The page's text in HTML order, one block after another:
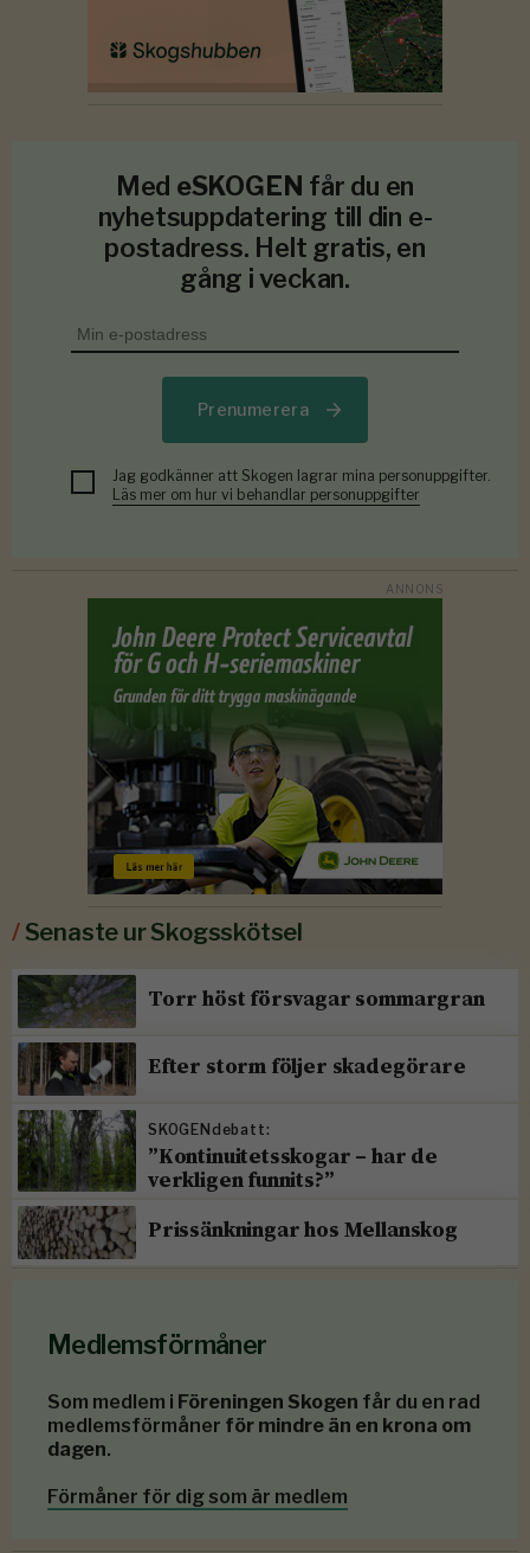
Med eSKOGEN får du en
nyhetsuppdatering till din e-
postadress. Helt gratis, en
gång i veckan.
Prenumerera
Jag godkänner att Skogen lagrar mina personuppgifter.
Läs mer om hur vi behandlar personuppgifter
/Senaste ur Skogsskötsel
Torr höst försvagar sommargran
Efter storm följer skadegörare
SKOGENdebatt:
”Kontinuitetsskogar – har de
verkligen funnits?”
Prissänkningar hos Mellanskog
Medlemsförmåner
Som medlem i Föreningen Skogen får du en rad
medlemsförmåner för mindre än en krona om
dagen.
Förmåner för dig som är medlem